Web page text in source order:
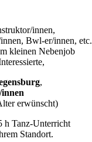
innen,
Bwl-er/innen, etc.
kleinen Nebenjob
,
erwünscht)
h Tanz-Unterricht
Standort.